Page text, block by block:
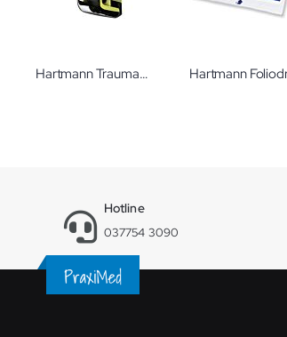
Hartmann Trauma-Box
Hotline
037754 3090